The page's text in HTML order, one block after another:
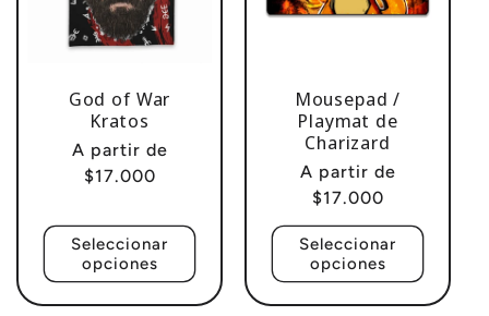
God of War
Kratos
Precio
habitual
A partir de
$17.000
Seleccionar
opciones
Mousepad /
Playmat de
Charizard
Precio
habitual
A partir de
$17.000
Seleccionar
opciones